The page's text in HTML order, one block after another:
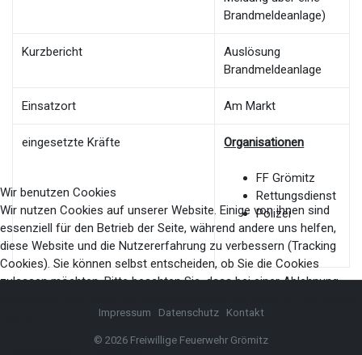
Brandmeldeanlage)
Kurzbericht
Auslösung
Brandmeldeanlage
Einsatzort Am Markt
eingesetzte Kräfte Organisationen
FF Grömitz
Rettungsdienst
Polizei
Impressum Datenschutz Kontakt
© 2026 Freiwillige Feuerwehr Grömitz
Wir benutzen Cookies
Wir nutzen Cookies auf unserer Website. Einige von ihnen sind
essenziell für den Betrieb der Seite, während andere uns helfen,
diese Website und die Nutzererfahrung zu verbessern (Tracking
Cookies). Sie können selbst entscheiden, ob Sie die Cookies
zulassen möchten. Bitte beachten Sie, dass bei einer Ablehnung